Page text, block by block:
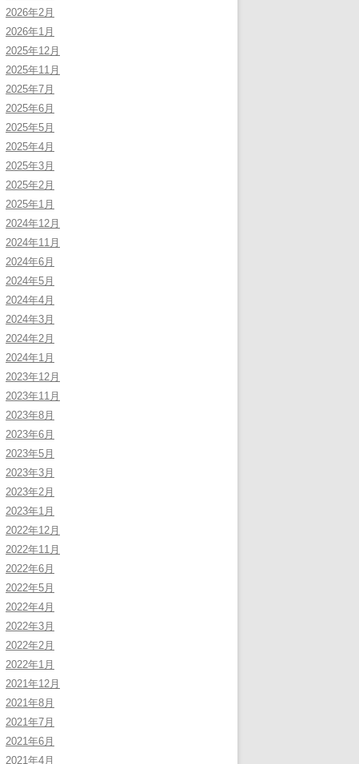
2026年2月
2026年1月
2025年12月
2025年11月
2025年7月
2025年6月
2025年5月
2025年4月
2025年3月
2025年2月
2025年1月
2024年12月
2024年11月
2024年6月
2024年5月
2024年4月
2024年3月
2024年2月
2024年1月
2023年12月
2023年11月
2023年8月
2023年6月
2023年5月
2023年3月
2023年2月
2023年1月
2022年12月
2022年11月
2022年6月
2022年5月
2022年4月
2022年3月
2022年2月
2022年1月
2021年12月
2021年8月
2021年7月
2021年6月
2021年4月